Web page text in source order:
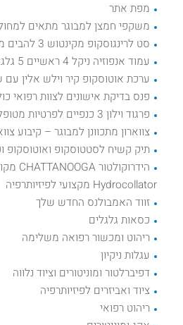
מפת אתר
משקפי חמצן למבוגר מתאים
סט לרינגוסקופ מקינטוש 3 להבים מקצועי לאינטובציה
עמוד אנפוזיה ניקל 4 ראשיים 5 גלגלים
ערכת אוטוסקופ קיר וילש אלין
פנס בדיקת אישונים לצוות רפואי
פרגוד וילון 3 כנפיים לפרטיות מטופלים
צווארון מתכוונן למבוגר – קיבוע צווארי
תיק קשיח לסטטוסקופ ואוטוסקופ
Hydrocollator מקצועי לפיזיותרפיה
זווד האמבולנס החדש שלך
כסאות גלגלים
ריהוט ומכשור רפואה משלימה
עגלות ניקיון
דפיברלטור ומוניטורים וציוד נלווה
ציוד ואביזרים לפיזיותרפיה
ריהוט רפואי